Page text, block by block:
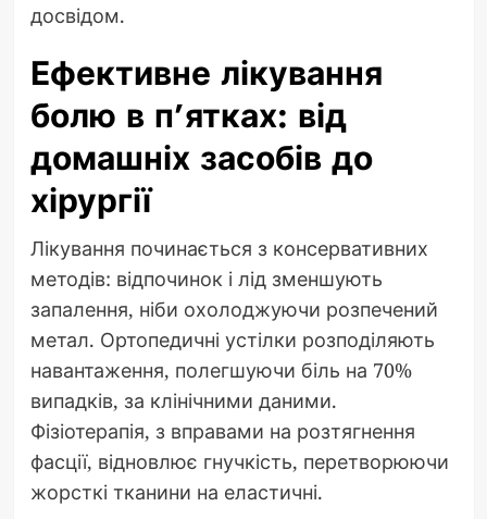
досвідом.
Ефективне лікування
болю в п’ятках: від
домашніх засобів до
хірургії
Лікування починається з консервативних
методів: відпочинок і лід зменшують
запалення, ніби охолоджуючи розпечений
метал. Ортопедичні устілки розподіляють
навантаження, полегшуючи біль на 70%
випадків, за клінічними даними.
Фізіотерапія, з вправами на розтягнення
фасції, відновлює гнучкість, перетворюючи
жорсткі тканини на еластичні.